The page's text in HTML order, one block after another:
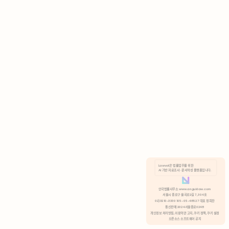
분석 쿠키 허용
Lawvot은 법률업무를 위한
AI 기반 자료조사 · 문서작성 플랫폼입니다.
안국법률사무소 www.anguklaw.com
서울시 종로구 율곡로2길 7, 304호
02)3210-3330 105-05-48527 대표 정희찬
통신판매 2024서울종로0248
개인정보 처리방침, 이용약관 고지, 쿠키 정책, 쿠키 설정
오픈소스 소프트웨어 공지